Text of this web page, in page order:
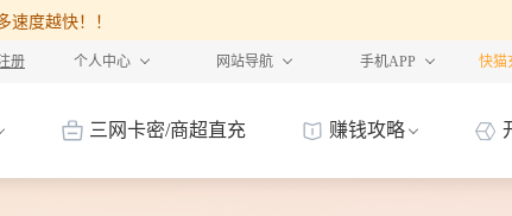
速度越快！！
册 个人中心 网站导航 手机APP 快猫
三网卡密/商超直充 赚钱攻略